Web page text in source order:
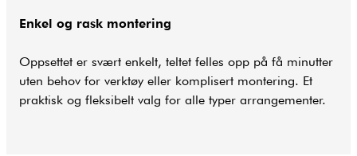
Enkel og rask montering
Oppsettet er svært enkelt, teltet felles opp på få minutter
uten behov for verktøy eller komplisert montering. Et
praktisk og fleksibelt valg for alle typer arrangementer.